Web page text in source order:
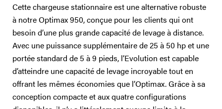
Cette chargeuse stationnaire est une alternative robuste
à notre Optimax 950, conçue pour les clients qui ont
besoin d’une plus grande capacité de levage à distance.
Avec une puissance supplémentaire de 25 à 50 hp et une
portée standard de 5 à 9 pieds, l’Evolution est capable
d’atteindre une capacité de levage incroyable tout en
offrant les mêmes économies que l’Optimax. Grâce à sa
conception compacte et aux quatre configurations